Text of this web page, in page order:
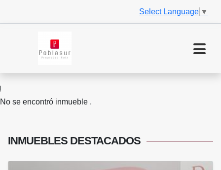
Select Language ▼
No se encontró inmueble .
INMUEBLES DESTACADOS